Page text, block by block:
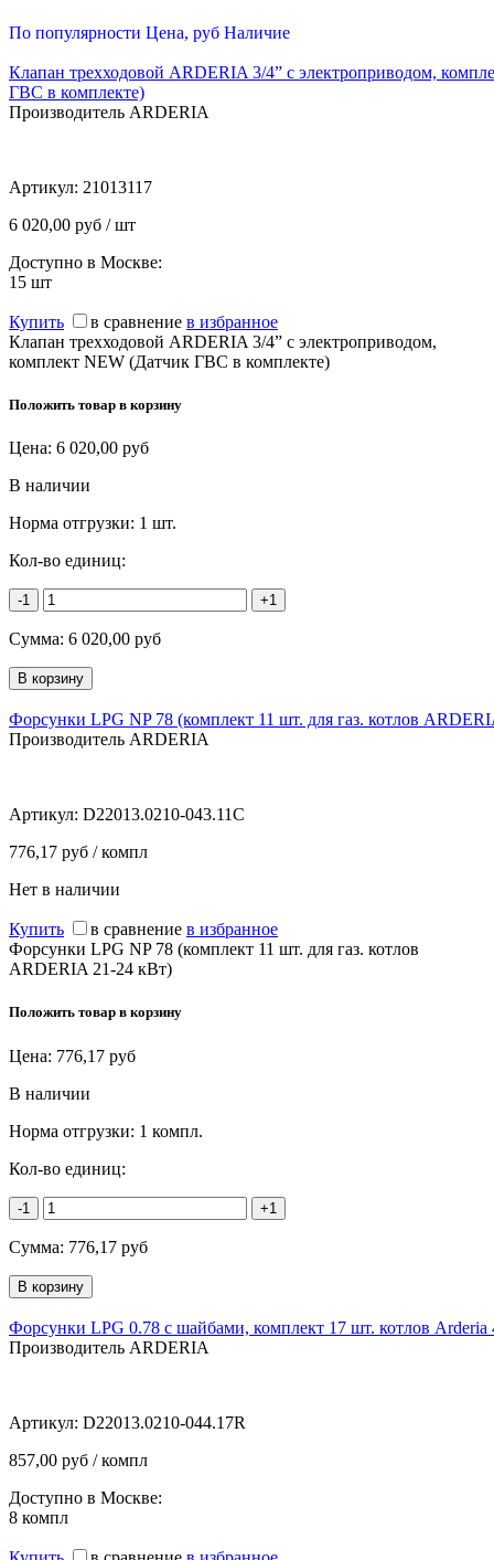
По популярности Цена, руб Наличие
Клапан трехходовой ARDERIA 3/4” с электроприводом,
ГВС в комплекте)
Производитель ARDERIA
Артикул: 21013117
6 020,00 руб / шт
Доступно в Москве:
15 шт
Купить в сравнение в избранное
Клапан трехходовой ARDERIA 3/4” с электроприводом,
комплект NEW (Датчик ГВС в комплекте)
Положить товар в корзину
Цена: 6 020,00 руб
В наличии
Норма отгрузки: 1 шт.
Кол-во единиц:
-1 +1
Сумма: 6 020,00 руб
Форсунки LPG NP 78 (комплект 11 шт. для газ. котлов
Производитель ARDERIA
Артикул: D22013.0210-043.11C
776,17 руб / компл
Нет в наличии
Купить в сравнение в избранное
Форсунки LPG NP 78 (комплект 11 шт. для газ. котлов
ARDERIA 21-24 кВт)
Положить товар в корзину
Цена: 776,17 руб
В наличии
Норма отгрузки: 1 компл.
Кол-во единиц:
-1 +1
Сумма: 776,17 руб
Форсунки LPG 0.78 с шайбами, комплект 17 шт. котлов Arderia
Производитель ARDERIA
Артикул: D22013.0210-044.17R
857,00 руб / компл
Доступно в Москве:
8 компл